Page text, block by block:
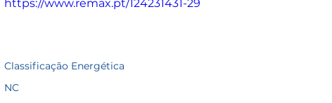
https://www.remax.pt/124231431-29
Classificação Energética
NC